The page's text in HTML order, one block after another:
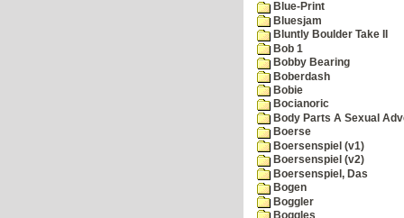
Blue-Print
Bluesjam
Bluntly Boulder Take II
Bob 1
Bobby Bearing
Boberdash
Bobie
Bocianoric
Body Parts A Sexual
Boerse
Boersenspiel (v1)
Boersenspiel (v2)
Boersenspiel, Das
Bogen
Boggler
Boggles